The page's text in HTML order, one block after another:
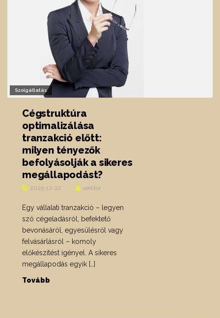
Szolgáltatás
Cégstruktúra
optimalizálása
tranzakció előtt:
milyen tényezők
befolyásolják a sikeres
megállapodást?
2025-12-22 seditor
Egy vállalati tranzakció – legyen
szó cégeladásról, befektető
bevonásáról, egyesülésről vagy
felvásárlásról – komoly
előkészítést igényel. A sikeres
megállapodás egyik […]
Tovább